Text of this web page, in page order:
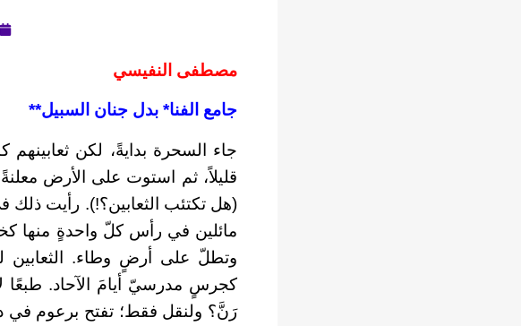
مصطفى النفيسي
جامع الفنا* بدل جنان السبيل**
جاء السحرة بدايةً، لكن
قليلاً، ثم استوت على الأرض
(هل تكتئب الثعابين؟!). رأيت ذلك
مائلين في رأس كلّ واحدةٍ منها
وتطلّ على أرضٍ وطاء. الثعابين
كجرسٍ مدرسيّ أيامَ الآحاد.
رَنَّ؟ ولنقل فقط؛ تفتح برعوم في